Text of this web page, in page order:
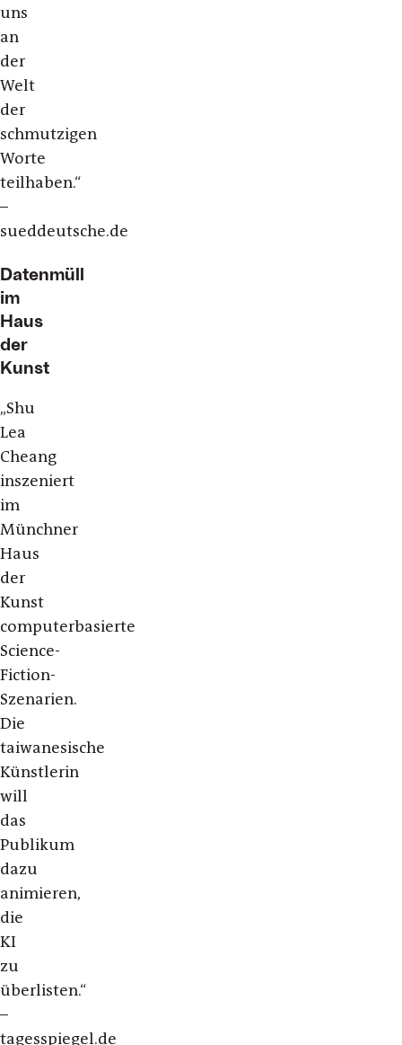
uns
an
der
Welt
der
schmutzigen
Worte
teilhaben.“
–
sueddeutsche.de
Datenmüll
im
Haus
der
Kunst
„Shu
Lea
Cheang
inszeniert
im
Münchner
Haus
der
Kunst
computerbasierte
Science-
Fiction-
Szenarien.
Die
taiwanesische
Künstlerin
will
das
Publikum
dazu
animieren,
die
KI
zu
überlisten.“
–
tagesspiegel.de